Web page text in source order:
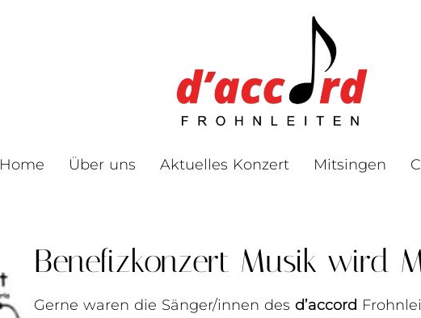
Home Über uns Aktuelles Konzert Mitsingen
Benefizkonzert Musik wird
Gerne waren die Sänger/innen des d’accord